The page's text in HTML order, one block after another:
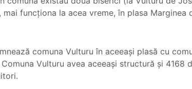
funcționa la acea vreme, în plasa Marginea
comuna Vulturu în aceeași plasă cu
Vulturu avea aceeași structură și 4168